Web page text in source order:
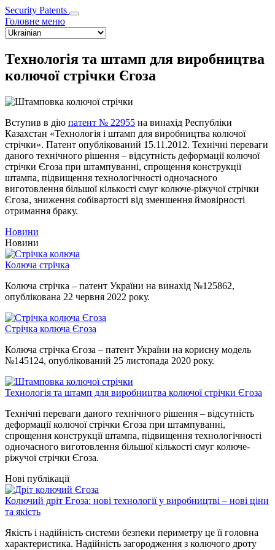
Security Patents
Головне меню
Select
language
Технологія та штамп для виробництва
колючої стрічки Єгоза
Вступив в дію патент № 22955 на винахід Республіки
Казахстан «Технологія і штамп для виробництва колючої
стрічки». Патент опублікований 15.11.2012. Технічні переваги
даного технічного рішення – відсутність деформації колючої
стрічки Єгоза при штампуванні, спрощення конструкції
штампа, підвищення технологічності одночасного
виготовлення більшої кількості смуг колюче-ріжучої стрічки
Єгоза, зниження собівартості від зменшення ймовірності
отримання браку.
Новини
Новини
Колюча стрічка
Колюча стрічка – патент України на винахід №125862,
опублікована 22 червня 2022 року.
Стрічка колюча Єгоза
Колюча стрічка Єгоза – патент України на корисну модель
№145124, опублікований 25 листопада 2020 року.
Технологія та штамп для виробництва колючої стрічки Єгоза
Технічні переваги даного технічного рішення – відсутність
деформації колючої стрічки Єгоза при штампуванні,
спрощення конструкції штампа, підвищення технологічності
одночасного виготовлення більшої кількості смуг колюче-
ріжучої стрічки Єгоза.
Нові публікації
Колючий дріт Егоза: нові технології у виробництві – нові ціни
та якість
Якість і надійність системи безпеки периметру це її головна
характеристика. Надійність загородження з колючого дроту